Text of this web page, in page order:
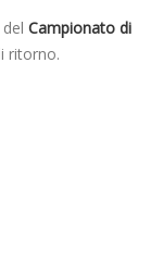
Campionato di
ritorno.